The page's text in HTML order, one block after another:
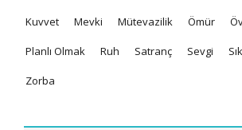
Kuvvet Mevki Mütevazilik Ömür
Planlı Olmak Ruh Satranç Sevgi
Zorba